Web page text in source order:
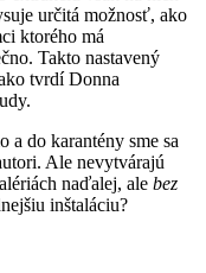
určitá možnosť, ako
ktorého má
Takto nastavený
tvrdí Donna
do karantény sme sa
Ale nevytvárajú
naďalej, ale bez
inštaláciu?